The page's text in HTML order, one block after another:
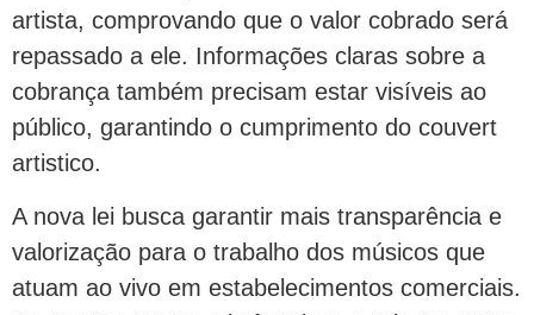
artista, comprovando que o valor cobrado será
repassado a ele. Informações claras sobre a
cobrança também precisam estar visíveis ao
público, garantindo o cumprimento do couvert
artistico.
A nova lei busca garantir mais transparência e
valorização para o trabalho dos músicos que
atuam ao vivo em estabelecimentos comerciais.